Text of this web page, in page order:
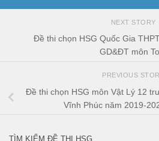
NEXT STORY
Đề thi chọn HSG Quốc Gia
GD&ĐT môn
PREVIOUS
Đề thi chọn HSG môn Vật Lý 12
Vĩnh Phúc năm 2019-
TÌM KIẾM ĐỀ THI HSG